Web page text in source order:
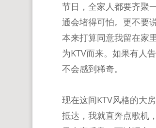
节日，全家人都要齐聚
通会堵得可怕。更不要
本来打算同意我留在家
为KTV而来。如果有人
不会感到稀奇。
现在这间KTV风格的大
抵达，我就直奔点歌机